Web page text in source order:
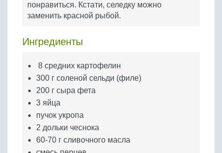
Бобовые
Яйца
понравиться. Кстати, селедку можно
заменить красной рыбой.
Ингредиенты
8 средних картофелин
300 г соленой сельди (филе)
200 г сыра фета
3 яйца
пучок укропа
2 дольки чеснока
60-70 г сливочного масла